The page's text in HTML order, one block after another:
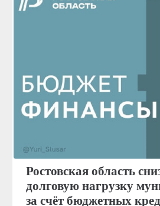
Ростовская область
долговую нагрузку
за счёт бюджетных